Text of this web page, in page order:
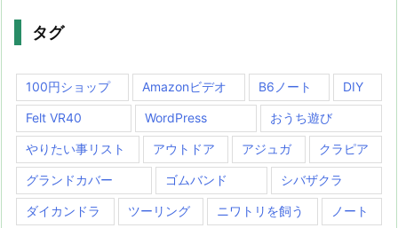
タグ
100円ショップ Amazonビデオ B6ノート DIY
Felt VR40 WordPress おうち遊び
やりたい事リスト アウトドア アジュガ クラピア
グランドカバー ゴムバンド シバザクラ
ダイカンドラ ツーリング ニワトリを飼う ノート